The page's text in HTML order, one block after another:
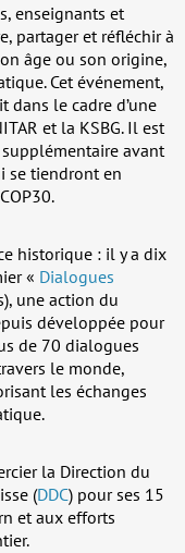
enseignants et
partager et réfléchir à
âge ou son origine,
Cet événement,
dans le cadre d’une
et la KSBG. Il est
avant
se tiendront en
historique : il y a dix
« Dialogues
une action du
développée pour
de 70 dialogues
le monde,
les échanges
la Direction du
(DDC) pour ses 15
et aux efforts